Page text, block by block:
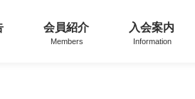
会員紹介
Members
入会案内
Information